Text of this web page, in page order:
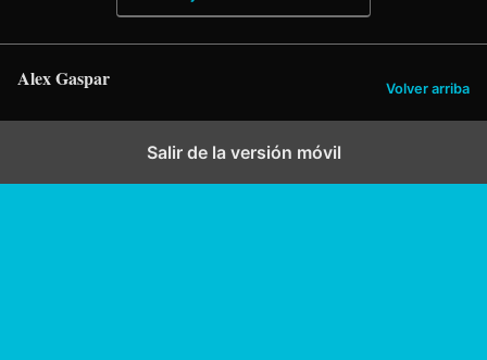
Alex Gaspar Volver arriba
Salir de la versión móvil